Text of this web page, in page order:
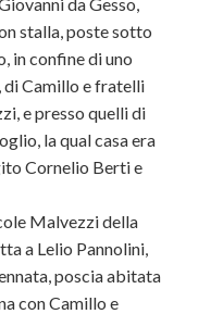
stalla, poste sotto
in confine di uno
Camillo e fratelli
e presso quelli di
la qual casa era
Cornelio Berti e
Malvezzi della
a Lelio Pannolini,
poscia abitata
con Camillo e